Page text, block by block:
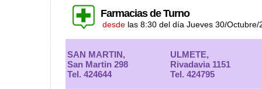
Farmacias de Turno
desde las 8:30 del día Jueves 30/Octubre/
SAN MARTIN,
San Martin 298
Tel. 424644
ULMETE,
Rivadavia 1151
Tel. 424795